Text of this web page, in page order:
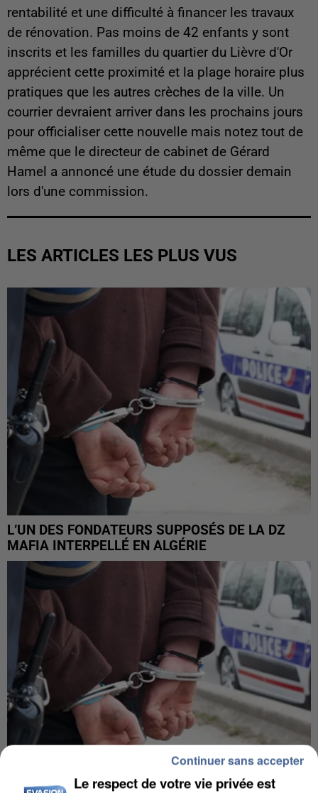
rentabilité et une difficulté à financer les travaux
de rénovation. Pas moins de 42 enfants y sont
inscrits et les familles du quartier du Lièvre d'Or
apprécient cette proximité et la plage horaire plus
pratiques que les autres crèches de la ville. Un
courrier devraient arriver dans les prochains jours
pour officialiser cette nouvelle mais notez tout de
même que le directeur de cabinet de Gérard
Hamel a annoncé une étude du dossier demain
lors d'une commission.
LES ARTICLES LES PLUS VUS
L’UN DES FONDATEURS SUPPOSÉS DE LA DZ
MAFIA INTERPELLÉ EN ALGÉRIE
Le respect de votre vie privée est
Continuer sans accepter